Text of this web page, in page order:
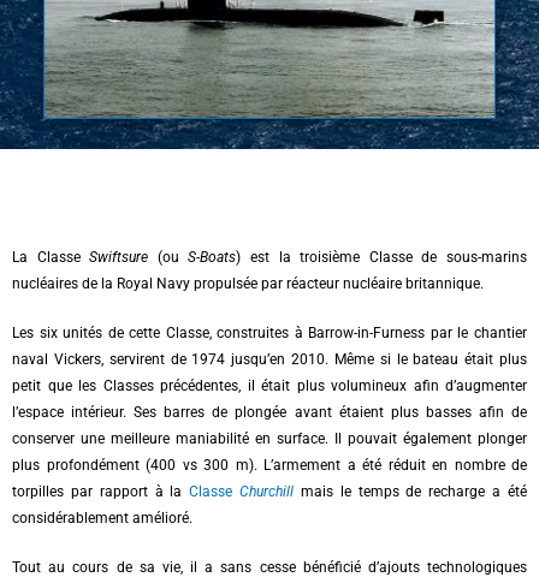
La ClasseSwiftsure (ouS-Boats) est la troisième Classe de sous-marins
nucléaires de la Royal Navy propulsée par réacteur nucléaire britannique.
Les six unités de cette Classe, construites à Barrow-in-Furness par le chantier
naval Vickers, servirent de 1974 jusqu’en 2010. Même si le bateau était plus
petit que les Classes précédentes, il était plus volumineux afin d’augmenter
l’espace intérieur. Ses barres de plongée avant étaient plus basses afin de
conserver une meilleure maniabilité en surface. Il pouvait également plonger
plus profondément (400 vs 300 m). L’armement a été réduit en nombre de
torpilles par rapport à laClasseChurchill mais le temps de recharge a été
considérablement amélioré.
Tout au cours de sa vie, il a sans cesse bénéficié d’ajouts technologiques